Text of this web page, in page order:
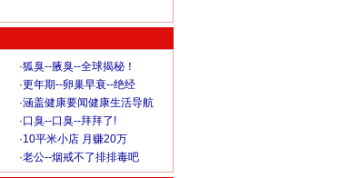
·狐臭--腋臭--全球揭秘！
·更年期--卵巢早衰--绝经
·涵盖健康要闻健康生活导航
·口臭--口臭--拜拜了!
·10平米小店 月赚20万
·老公--烟戒不了排排毒吧